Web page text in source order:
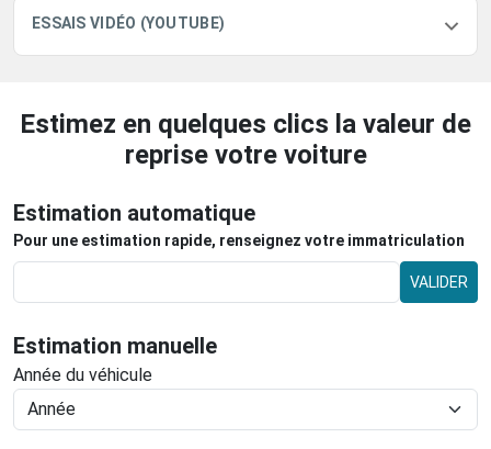
ESSAIS VIDÉO (YOUTUBE)
Estimez en quelques clics la valeur de
reprise votre voiture
Estimation automatique
Pour une estimation rapide, renseignez votre immatriculation
VALIDER
Estimation manuelle
Année du véhicule